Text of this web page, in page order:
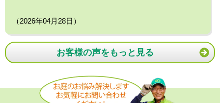
（2026年04月28日）
お客様の声をもっと見る